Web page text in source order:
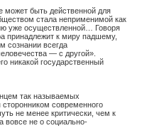
может быть действенной для
стала неприменимой как
уже осуществленной… Говоря
принадлежит к миру падшему,
сознании всегда
— с другой».
никакой государственный
так называемых
современного
не менее критически, чем к
вовсе не о социально-